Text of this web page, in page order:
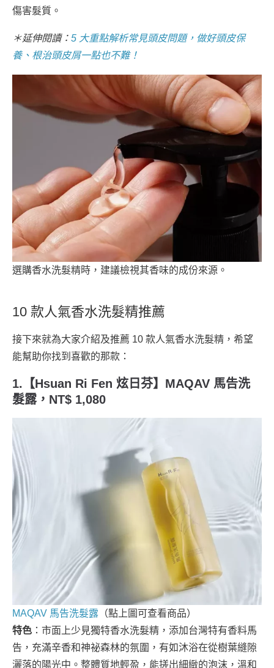
傷害髮質。
＊延伸閱讀： 5 大重點解析常見頭皮問題，做好頭皮保
養、根治頭皮屑一點也不難！
選購香水洗髮精時，建議檢視其香味的成份來源。
10 款人氣香水洗髮精推薦
接下來就為大家介紹及推薦 10 款人氣香水洗髮精，希望
能幫助你找到喜歡的那款：
1.【Hsuan Ri Fen 炫日芬】MAQAV 馬告洗
髮露，NT$ 1,080
MAQAV 馬告洗髮露 （點上圖可查看商品）
特色 ：市面上少見獨特香水洗髮精，添加台灣特有香料馬
告，充滿辛香和神祕森林的氛圍，有如沐浴在從樹葉縫隙
灑落的陽光中。整體質地輕盈，能搓出細緻的泡沫，溫和